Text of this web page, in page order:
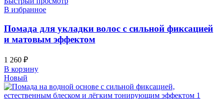
В избранное
Помада для укладки волос с сильной фиксацией
и матовым эффектом
1 260 ₽
В корзину
Новый